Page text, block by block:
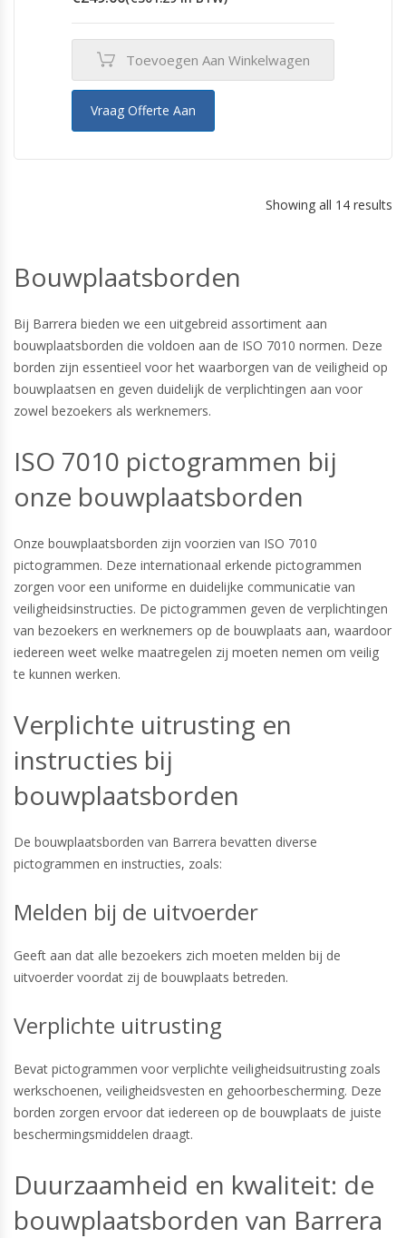
Toevoegen Aan Winkelwagen
Vraag Offerte Aan
Showing all 14 results
Bouwplaatsborden
Bij Barrera bieden we een uitgebreid assortiment aan
bouwplaatsborden die voldoen aan de ISO 7010 normen. Deze
borden zijn essentieel voor het waarborgen van de veiligheid op
bouwplaatsen en geven duidelijk de verplichtingen aan voor
zowel bezoekers als werknemers.
ISO 7010 pictogrammen bij
onze bouwplaatsborden
Onze bouwplaatsborden zijn voorzien van ISO 7010
pictogrammen. Deze internationaal erkende pictogrammen
zorgen voor een uniforme en duidelijke communicatie van
veiligheidsinstructies. De pictogrammen geven de verplichtingen
van bezoekers en werknemers op de bouwplaats aan, waardoor
iedereen weet welke maatregelen zij moeten nemen om veilig
te kunnen werken.
Verplichte uitrusting en
instructies bij
bouwplaatsborden
De bouwplaatsborden van Barrera bevatten diverse
pictogrammen en instructies, zoals:
Melden bij de uitvoerder
Geeft aan dat alle bezoekers zich moeten melden bij de
uitvoerder voordat zij de bouwplaats betreden.
Verplichte uitrusting
Bevat pictogrammen voor verplichte veiligheidsuitrusting zoals
werkschoenen, veiligheidsvesten en gehoorbescherming. Deze
borden zorgen ervoor dat iedereen op de bouwplaats de juiste
beschermingsmiddelen draagt.
Duurzaamheid en kwaliteit: de
bouwplaatsborden van Barrera